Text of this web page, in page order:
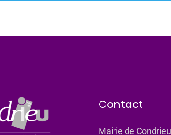
Contact
Mairie de Condrieu